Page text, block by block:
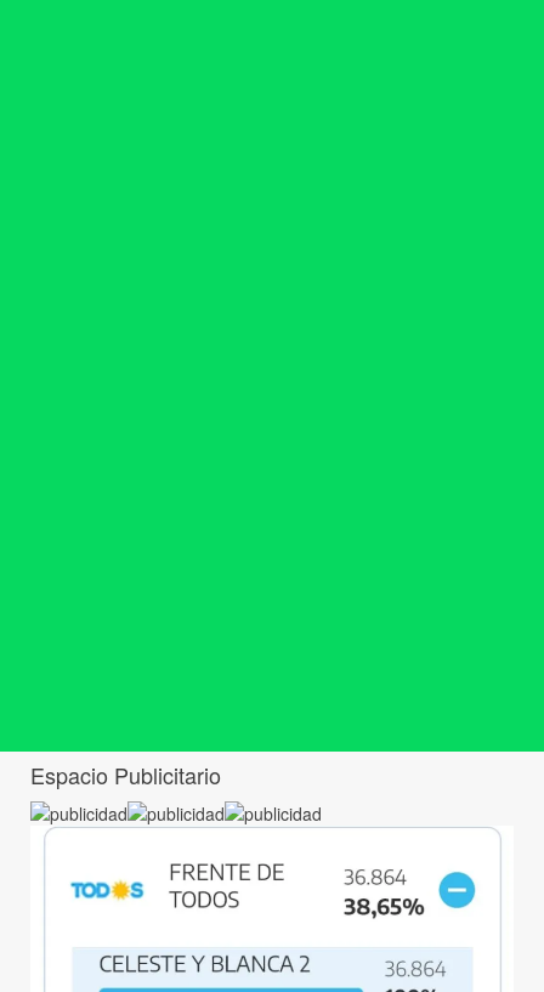
Espacio Publicitario